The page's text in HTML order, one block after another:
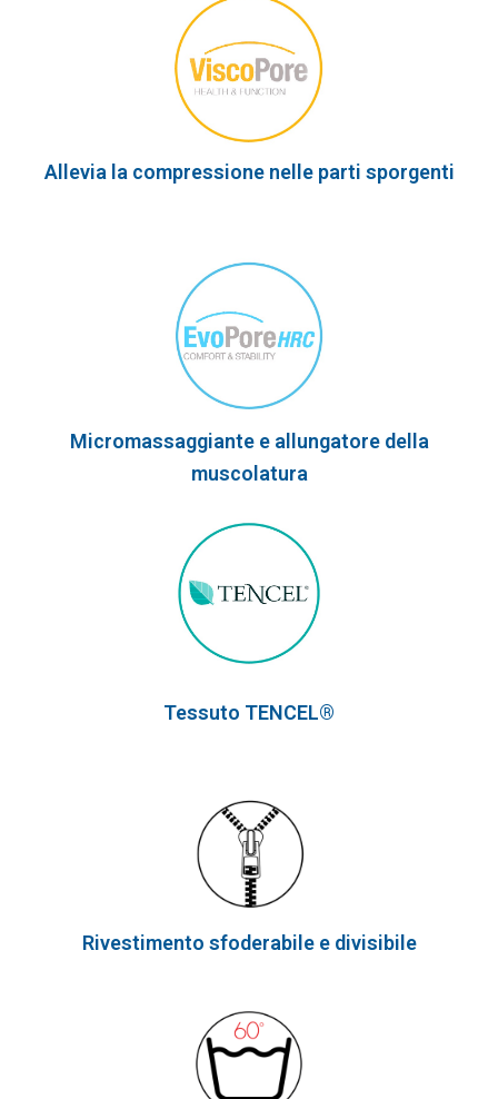
Allevia la compressione nelle parti sporgenti
Micromassaggiante e allungatore della
muscolatura
Tessuto TENCEL®
Rivestimento sfoderabile e divisibile